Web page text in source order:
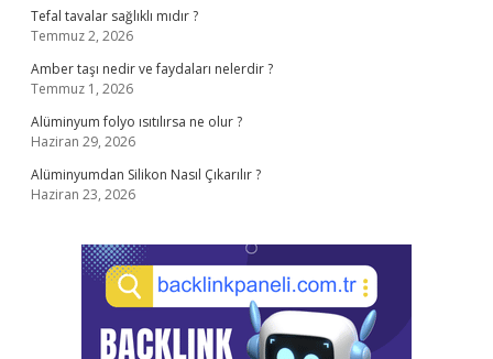
Tefal tavalar sağlıklı mıdır ?
Temmuz 2, 2026
Amber taşı nedir ve faydaları nelerdir ?
Temmuz 1, 2026
Alüminyum folyo ısıtılırsa ne olur ?
Haziran 29, 2026
Alüminyumdan Silikon Nasıl Çıkarılır ?
Haziran 23, 2026